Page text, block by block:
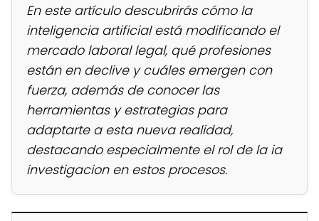
En este artículo descubrirás cómo la
inteligencia artificialestá modificando el
mercado laboral legal, qué profesiones
están en declive y cuáles emergen con
fuerza, además de conocer las
herramientas y estrategias para
adaptarte a esta nueva realidad,
destacando especialmente el rol de la ia
investigacion en estos procesos.